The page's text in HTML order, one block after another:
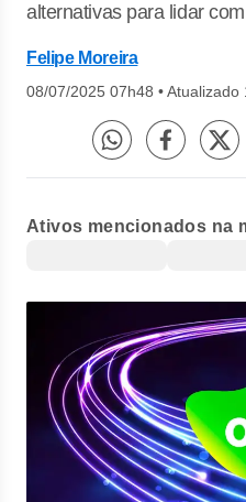
alternativas para lidar
Felipe Moreira
08/07/2025 07h48 •Atualizado
Ativos mencionados na